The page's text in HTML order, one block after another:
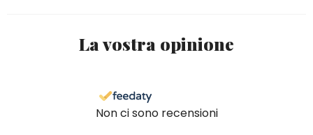
La vostra opinione
Non ci sono recensioni